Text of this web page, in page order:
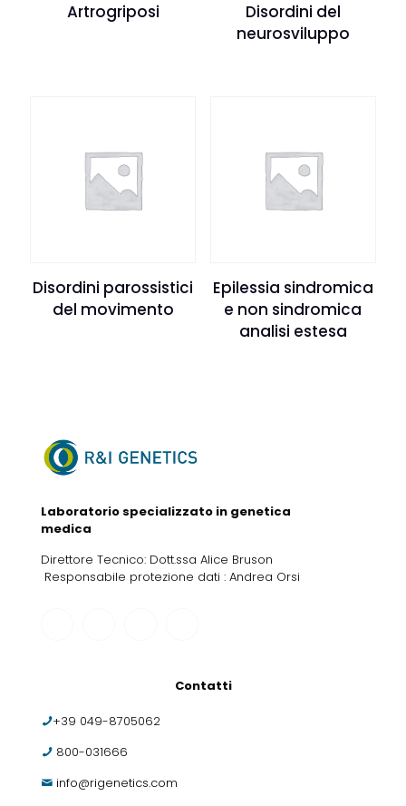
Artrogriposi
Disordini del
neurosviluppo
Disordini parossistici
del movimento
Epilessia sindromica
e non sindromica
analisi estesa
Laboratorio specializzato in genetica
medica
Direttore Tecnico: Dott.ssa Alice Bruson
Responsabile protezione dati : Andrea Orsi
Contatti
+39 049-8705062
800-031666
info@rigenetics.com